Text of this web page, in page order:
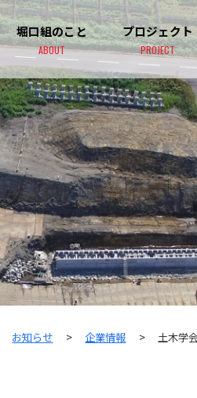
堀口組のこと
ABOUT
プロジェクト
PROJECT
お知らせ > 企業情報 > 土木学